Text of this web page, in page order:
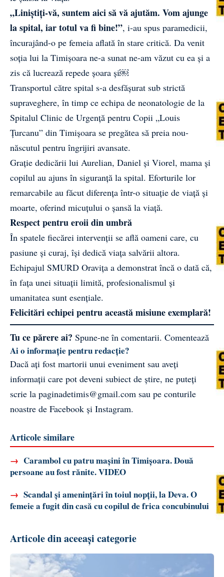
„Liniștiți-vă, suntem aici să vă ajutăm. Vom ajunge
la spital, iar totul va fi bine!”, i-au spus paramedicii,
încurajând-o pe femeia aflată în stare critică. Da venit
soția lui la Timișoara ne-a sunat ne-am văzut cu ea și a
zis că lucrează repede șoara și￼
Transportul către spital s-a desfășurat sub strictă
supraveghere, în timp ce echipa de neonatologie de la
Spitalul Clinic de Urgență pentru Copii „Louis
Țurcanu” din Timișoara se pregătea să preia nou-
născutul pentru îngrijiri avansate.
Grație dedicării lui Aurelian, Daniel și Viorel, mama și
copilul au ajuns în siguranță la spital. Eforturile lor
remarcabile au făcut diferența într-o situație de viață și
moarte, oferind micuțului o șansă la viață.
Respect pentru eroii din umbră
În spatele fiecărei intervenții se află oameni care, cu
pasiune și curaj, își dedică viața salvării altora.
Echipajul SMURD Oravița a demonstrat încă o dată că,
în fața unei situații limită, profesionalismul și
umanitatea sunt esențiale.
Felicitări echipei pentru această misiune exemplară!
Tu ce părere ai? Spune-ne în comentarii. Comentează
Ai o informație pentru redacție?
Dacă ați fost martorii unui eveniment sau aveți
informații care pot deveni subiect de știre, ne puteți
scrie la paginadetimis@gmail.com sau pe conturile
noastre de Facebook și Instagram.
Articole similare
→ Carambol cu patru mașini în Timișoara. Două
persoane au fost rănite. VIDEO
→ Scandal și amenințări în toiul nopții, la Deva. O
femeie a fugit din casă cu copilul de frica concubinului
Articole din aceeași categorie